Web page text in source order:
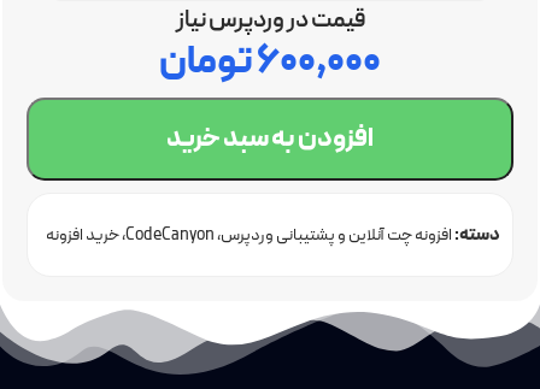
قیمت در وردپرس نیاز
۶۰۰,۰۰۰تومان
افزودن به سبد خرید
دسته:افزونه چت آنلاین و پشتیبانی وردپرس CodeCanyon خرید افزونه